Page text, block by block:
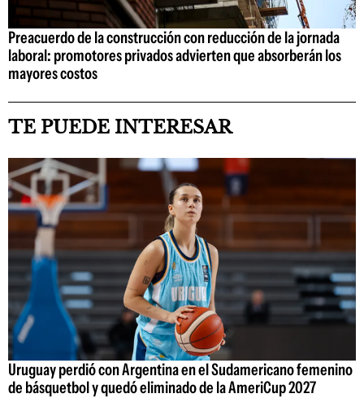
Preacuerdo de la construcción con reducción de la jornada
laboral: promotores privados advierten que absorberán los
mayores costos
TE PUEDE INTERESAR
Uruguay perdió con Argentina en el Sudamericano femenino
de básquetbol y quedó eliminado de la AmeriCup 2027